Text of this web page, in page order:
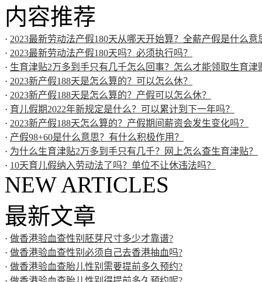
内容推荐
· 2023最新劳动法产假180天从哪天开始算？全薪产假是什么意
· 2023最新劳动法产假180天吗？必须执行吗？
· 生育津贴2万多到手只有几千怎么回事？怎么才能领取生育津
· 2023新产假188天是怎么算的？可以怎么休？
· 2023新产假188天是怎么算的？产假可以怎么休？
· 育儿假期2022年新规定是什么？可以累计到下一年吗？
· 2023新产假188天怎么算的？产假期间薪资会发生变化吗？
· 产假98+60是什么意思？有什么积极作用？
· 为什么生育津贴2万多到手只有几千？网上怎么查生育津贴？
· 10天育儿假纳入劳动法了吗？单位不让休违法吗？
NEW ARTICLES
最新文章
· 做香港验血查性别胚芽尺寸多少才靠谱?
· 做香港验血查性别必须自己去香港抽血吗?
· 做香港验血查胎儿性别需要提前多久预约?